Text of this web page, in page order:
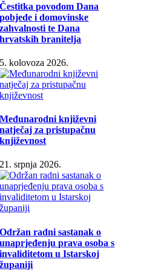
Čestitka povodom Dana
pobjede i domovinske
zahvalnosti te Dana
hrvatskih branitelja
5. kolovoza 2026.
Međunarodni književni
natječaj za pristupačnu
književnost
21. srpnja 2026.
Održan radni sastanak o
unaprjeđenju prava osoba s
invaliditetom u Istarskoj
županiji